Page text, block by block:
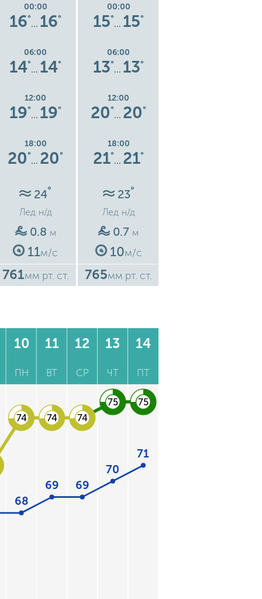
00:00
16°
… 16°
06:00
14°
… 14°
12:00
19°
… 19°
18:00
20°
… 20°
24°
Лед н/д
0.8 м
11м/с
761мм рт. ст.
00:00
15°
… 15°
06:00
13°
… 13°
12:00
20°
… 20°
18:00
21°
… 21°
23°
Лед н/д
0.7 м
10м/с
765мм рт. ст.
10
ПН
11
ВТ
12
СР
13
ЧТ
14
ПТ
68
69 69
70
71
74 74 74
75 75